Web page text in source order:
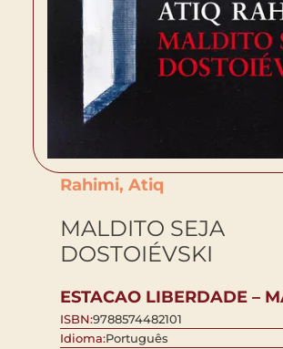
Rahimi, Atiq
MALDITO SEJA
DOSTOIÉVSKI
ESTACAO LIBERDADE –
ISBN:9788574482101
Idioma:Português